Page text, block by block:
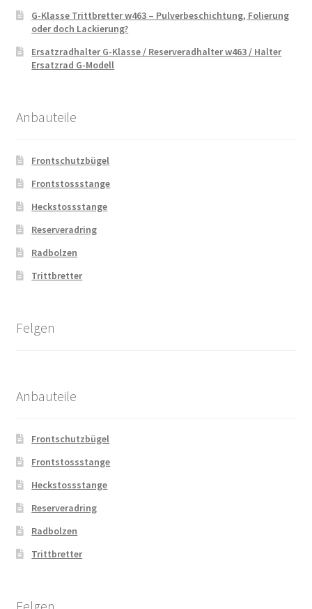
G-Klasse Trittbretter w463 – Pulverbeschichtung, Folierung
oder doch Lackierung?
Ersatzradhalter G-Klasse / Reserveradhalter w463 / Halter
Ersatzrad G-Modell
Anbauteile
Frontschutzbügel
Frontstossstange
Heckstossstange
Reserveradring
Radbolzen
Trittbretter
Felgen
Anbauteile
Frontschutzbügel
Frontstossstange
Heckstossstange
Reserveradring
Radbolzen
Trittbretter